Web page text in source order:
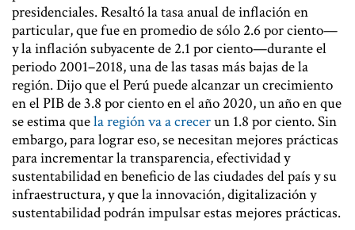
presidenciales. Resaltó la tasa anual de inflación en
particular, que fue en promedio de sólo 2.6 por ciento—
y la inflación subyacente de 2.1 por ciento—durante el
periodo 2001–2018, una de las tasas más bajas de la
región. Dijo que el Perú puede alcanzar un crecimiento
en el PIB de 3.8 por ciento en el año 2020, un año en que
se estima quela región va a crecerun 1.8 por ciento. Sin
embargo, para lograr eso, se necesitan mejores prácticas
para incrementar la transparencia, efectividad y
sustentabilidad en beneficio de las ciudades del país y su
infraestructura, y que la innovación, digitalización y
sustentabilidad podrán impulsar estas mejores prácticas.